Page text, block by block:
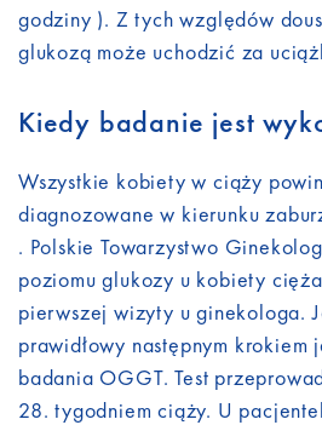
godziny ). Z tych względów
glukozą może uchodzić za
Kiedy badanie jest
Wszystkie kobiety w ciąży
diagnozowane w kierunku
. Polskie Towarzystwo
poziomu glukozy u kobiety
pierwszej wizyty u ginekologa.
prawidłowy następnym krokiem
badania OGGT. Test
28. tygodniem ciąży. U